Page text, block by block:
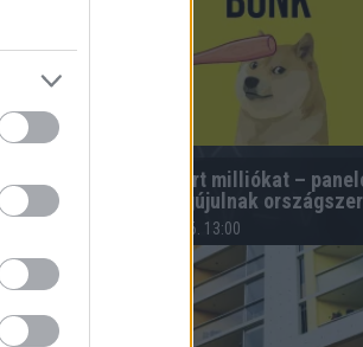
lakóközösség nyert milliókat –
téglaépületek is megújulnak
2026.08.06. 13:00